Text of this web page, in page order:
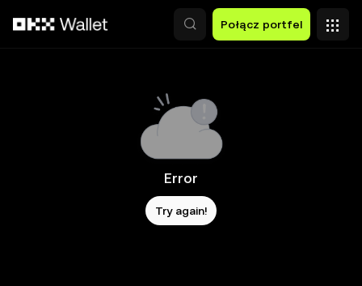
Połącz portfel
Error
Try again!